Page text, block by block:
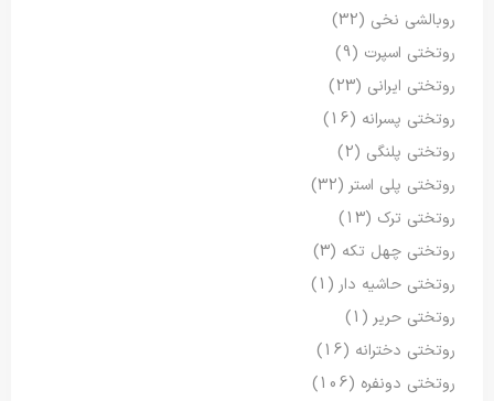
روبالشی نخی (32)
روتختی اسپرت (9)
روتختی ایرانی (23)
روتختی پسرانه (16)
روتختی پلنگی (2)
روتختی پلی استر (32)
روتختی ترک (13)
روتختی چهل تکه (3)
روتختی حاشیه دار (1)
روتختی حریر (1)
روتختی دخترانه (16)
روتختی دونفره (106)